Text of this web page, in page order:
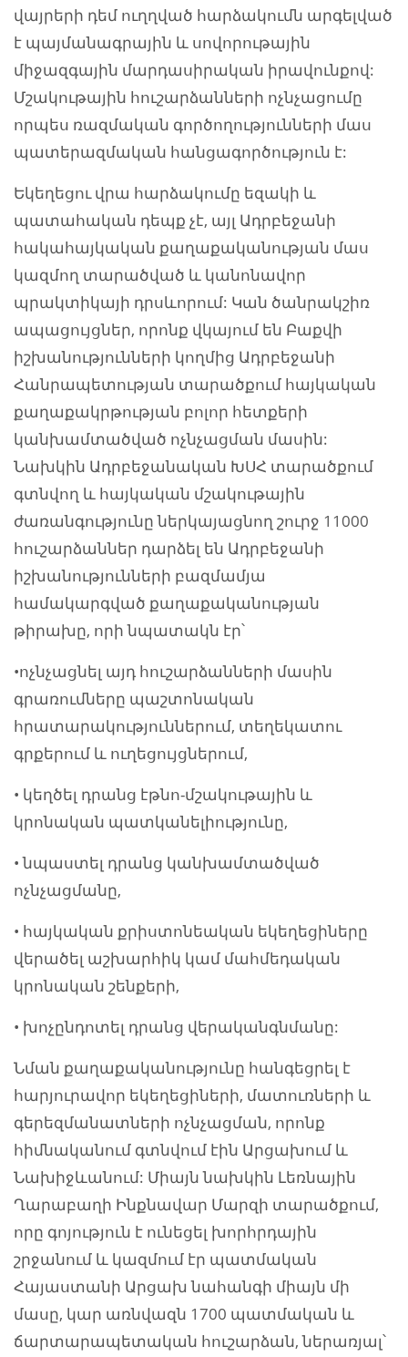
վայրերի դեմ ուղղված հարձակումն արգելված
է պայմանագրային և սովորութային
միջազգային մարդասիրական իրավունքով:
Մշակութային հուշարձանների ոչնչացումը
որպես ռազմական գործողությունների մաս
պատերազմական հանցագործություն է:
Եկեղեցու վրա հարձակումը եզակի և
պատահական դեպք չէ, այլ Ադրբեջանի
հակահայկական քաղաքականության մաս
կազմող տարածված և կանոնավոր
պրակտիկայի դրսևորում: Կան ծանրակշիռ
ապացույցներ, որոնք վկայում են Բաքվի
իշխանությունների կողմից Ադրբեջանի
Հանրապետության տարածքում հայկական
քաղաքակրթության բոլոր հետքերի
կանխամտածված ոչնչացման մասին:
Նախկին Ադրբեջանական ԽՍՀ տարածքում
գտնվող և հայկական մշակութային
ժառանգությունը ներկայացնող շուրջ 11000
հուշարձաններ դարձել են Ադրբեջանի
իշխանությունների բազմամյա
համակարգված քաղաքականության
թիրախը, որի նպատակն էր՝
•ոչնչացնել այդ հուշարձանների մասին
գրառումները պաշտոնական
հրատարակություններում, տեղեկատու
գրքերում և ուղեցույցներում,
• կեղծել դրանց էթնո-մշակութային և
կրոնական պատկանելիությունը,
• նպաստել դրանց կանխամտածված
ոչնչացմանը,
• հայկական քրիստոնեական եկեղեցիները
վերածել աշխարհիկ կամ մահմեդական
կրոնական շենքերի,
• խոչընդոտել դրանց վերականգնմանը:
Նման քաղաքականությունը հանգեցրել է
հարյուրավոր եկեղեցիների, մատուռների և
գերեզմանատների ոչնչացման, որոնք
հիմնականում գտնվում էին Արցախում և
Նախիջևանում: Միայն նախկին Լեռնային
Ղարաբաղի Ինքնավար Մարզի տարածքում,
որը գոյություն է ունեցել խորհրդային
շրջանում և կազմում էր պատմական
Հայաստանի Արցախ նահանգի միայն մի
մասը, կար առնվազն 1700 պատմական և
ճարտարապետական հուշարձան, ներառյալ՝